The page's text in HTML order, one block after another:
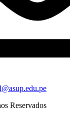
Reservados